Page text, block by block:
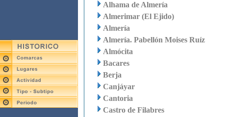
Alhama de Almería
Almerimar (El Ejido)
Almería
Almería. Pabellón Moises Ruíz
Almócita
Bacares
Berja
Canjáyar
Cantoria
Castro de Filabres